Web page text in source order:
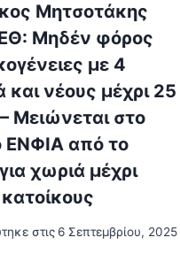
Μητσοτάκης
Μηδέν φόρος
με 4
και νέους μέχρι 25
Μειώνεται στο
ΕΝΦΙΑ από το
χωριά μέχρι
στις 6 Σεπτεμβρίου, 2025